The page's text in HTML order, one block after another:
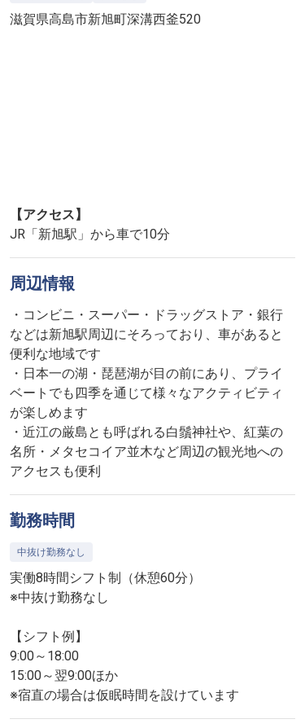
滋賀県高島市新旭町深溝西釜520
【アクセス】
JR「新旭駅」から車で10分
周辺情報
・コンビニ・スーパー・ドラッグストア・銀行
などは新旭駅周辺にそろっており、車があると
便利な地域です
・日本一の湖・琵琶湖が目の前にあり、プライ
ベートでも四季を通じて様々なアクティビティ
が楽しめます
・近江の厳島とも呼ばれる白鬚神社や、紅葉の
名所・メタセコイア並木など周辺の観光地への
アクセスも便利
勤務時間
中抜け勤務なし
実働8時間シフト制（休憩60分）
※中抜け勤務なし
【シフト例】
9:00～18:00
15:00～翌9:00ほか
※宿直の場合は仮眠時間を設けています